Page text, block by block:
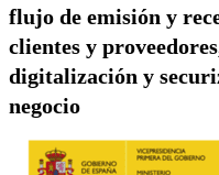
flujo de emisión y
clientes y
digitalización y
negocio